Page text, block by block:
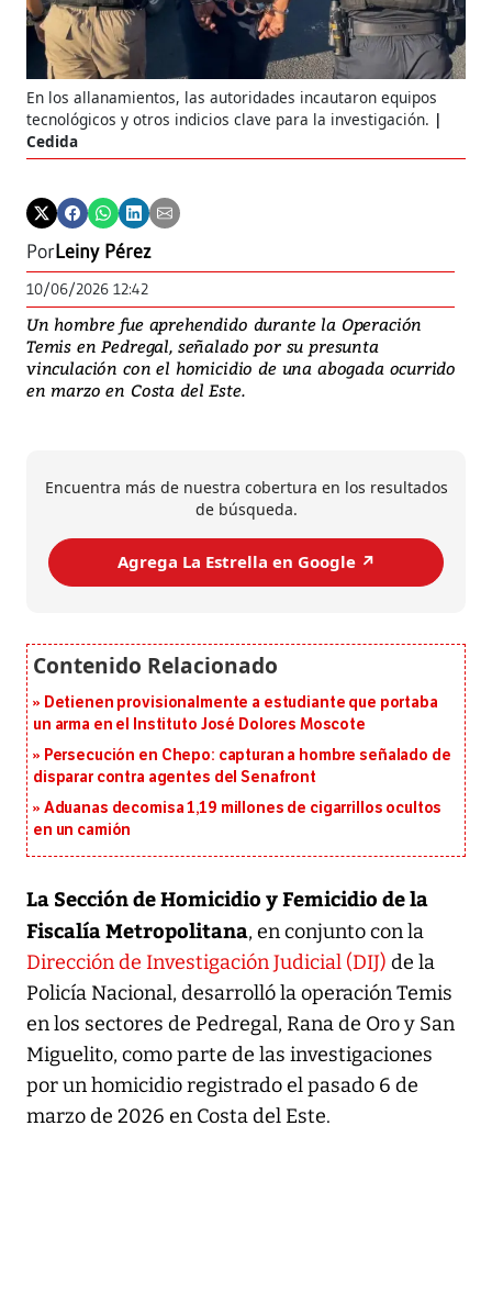
En los allanamientos, las autoridades incautaron equipos
tecnológicos y otros indicios clave para la investigación.
Cedida
PorLeiny Pérez
10/06/2026 12:42
Un hombre fue aprehendido durante la Operación
Temis en Pedregal, señalado por su presunta
vinculación con el homicidio de una abogada ocurrido
en marzo en Costa del Este.
Encuentra más de nuestra cobertura en los resultados
de búsqueda.
Agrega La Estrella en Google ↗️
Detienen provisionalmente a estudiante que portaba
un arma en el Instituto José Dolores Moscote
Persecución en Chepo: capturan a hombre señalado de
disparar contra agentes del Senafront
Aduanas decomisa 1,19 millones de cigarrillos ocultos
en un camión
La Sección de Homicidio y Femicidio de la
Fiscalía Metropolitana, en conjunto con la
Dirección de Investigación Judicial (DIJ) de la
Policía Nacional, desarrolló la operación Temis
en los sectores de Pedregal, Rana de Oro y San
Miguelito, como parte de las investigaciones
por un homicidio registrado el pasado 6 de
marzo de 2026 en Costa del Este.